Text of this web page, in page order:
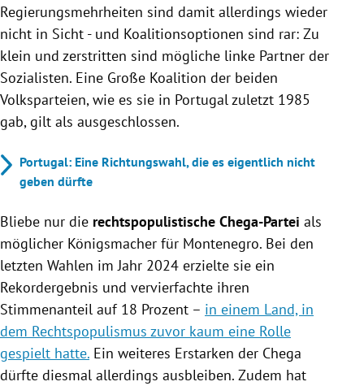
Regierungsmehrheiten sind damit allerdings wieder
nicht in Sicht - und Koalitionsoptionen sind rar: Zu
klein und zerstritten sind mögliche linke Partner der
Sozialisten. Eine Große Koalition der beiden
Volksparteien, wie es sie in Portugal zuletzt 1985
gab, gilt als ausgeschlossen.
Portugal: Eine Richtungswahl, die es eigentlich nicht
geben dürfte
Bliebe nur die rechtspopulistische Chega-Partei als
möglicher Königsmacher für Montenegro. Bei den
letzten Wahlen im Jahr 2024 erzielte sie ein
Rekordergebnis und vervierfachte ihren
Stimmenanteil auf 18 Prozent – in einem Land, in
dem Rechtspopulismus zuvor kaum eine Rolle
gespielt hatte. Ein weiteres Erstarken der Chega
dürfte diesmal allerdings ausbleiben. Zudem hat